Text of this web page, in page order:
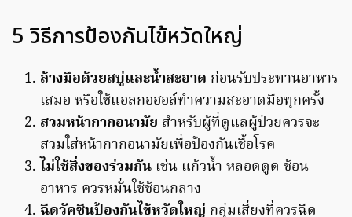
5 วิธีการป้องกันไข้หวัดใหญ่
ล้างมือด้วยสบู่และน้ำสะอาด ก่อนรับประทานอาหาร
เสมอ หรือใช้แอลกอฮอล์ทำความสะอาดมือทุกครั้ง
สวมหน้ากากอนามัย สำหรับผู้ที่ดูแลผู้ป่วยควรจะ
สวมใส่หน้ากากอนามัยเพื่อป้องกันเชื้อโรค
ไม่ใช้สิ่งของร่วมกัน เช่น แก้วน้ำ หลอดดูด ช้อน
อาหาร ควรหมั่นใช้ช้อนกลาง
ฉีดวัคซีนป้องกันไข้หวัดใหญ่ กลุ่มเสี่ยงที่ควรฉีด